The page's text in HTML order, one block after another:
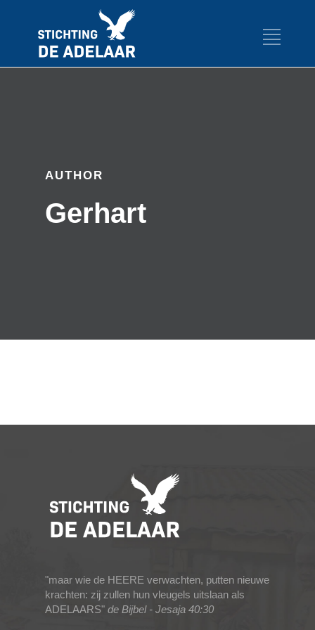
AUTHOR
Gerhart
"maar wie de HEERE verwachten, putten nieuwe
krachten: zij zullen hun vleugels uitslaan als
ADELAARS" de Bijbel - Jesaja 40:30